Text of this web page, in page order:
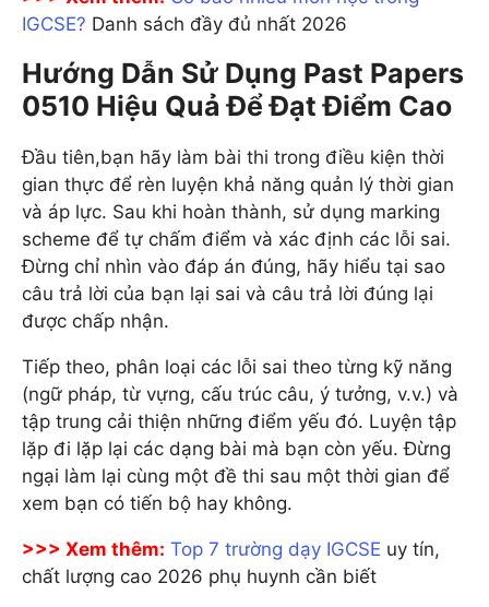
IGCSE? Danh sách đầy đủ nhất 2026
Hướng Dẫn Sử Dụng Past Papers
0510 Hiệu Quả Để Đạt Điểm Cao
Đầu tiên,bạn hãy làm bài thi trong điều kiện thời
gian thực để rèn luyện khả năng quản lý thời gian
và áp lực. Sau khi hoàn thành, sử dụng marking
scheme để tự chấm điểm và xác định các lỗi sai.
Đừng chỉ nhìn vào đáp án đúng, hãy hiểu tại sao
câu trả lời của bạn lại sai và câu trả lời đúng lại
được chấp nhận.
Tiếp theo, phân loại các lỗi sai theo từng kỹ năng
(ngữ pháp, từ vựng, cấu trúc câu, ý tưởng, v.v.) và
tập trung cải thiện những điểm yếu đó. Luyện tập
lặp đi lặp lại các dạng bài mà bạn còn yếu. Đừng
ngại làm lại cùng một đề thi sau một thời gian để
xem bạn có tiến bộ hay không.
>>> Xem thêm: Top 7 trường dạy IGCSE uy tín,
chất lượng cao 2026 phụ huynh cần biết